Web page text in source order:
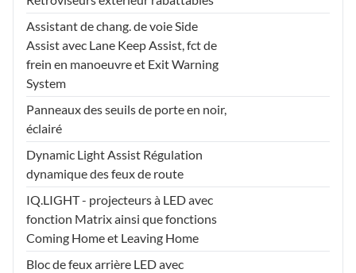
Assistant de chang. de voie Side
Assist avec Lane Keep Assist, fct de
frein en manoeuvre et Exit Warning
System
Panneaux des seuils de porte en noir,
éclairé
Dynamic Light Assist Régulation
dynamique des feux de route
IQ.LIGHT - projecteurs à LED avec
fonction Matrix ainsi que fonctions
Coming Home et Leaving Home
Bloc de feux arrière LED avec